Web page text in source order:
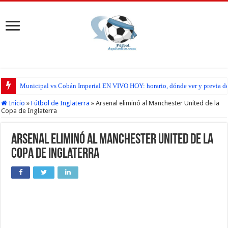
Municipal vs Cobán Imperial EN VIVO HOY: horario, dónde ver y previa
Inicio » Fútbol de Inglaterra » Arsenal eliminó al Manchester United de la
Copa de Inglaterra
Arsenal eliminó al Manchester United de la
Copa de Inglaterra